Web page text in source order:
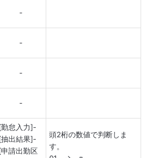
-
-
-
-
怠入力]-
出結果]-
請出勤区
頭2桁の数値で判断しま
す。